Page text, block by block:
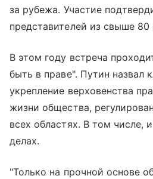
за рубежа. Участие
представителей из свыше 80
В этом году встреча
быть в праве". Путин назвал
укрепление верховенства
жизни общества,
всех областях. В том числе,
делах.
"Только на прочной основе